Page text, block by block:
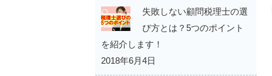
失敗しない顧問税理士の選
び方とは？5つのポイント
を紹介します！
2018年6月4日